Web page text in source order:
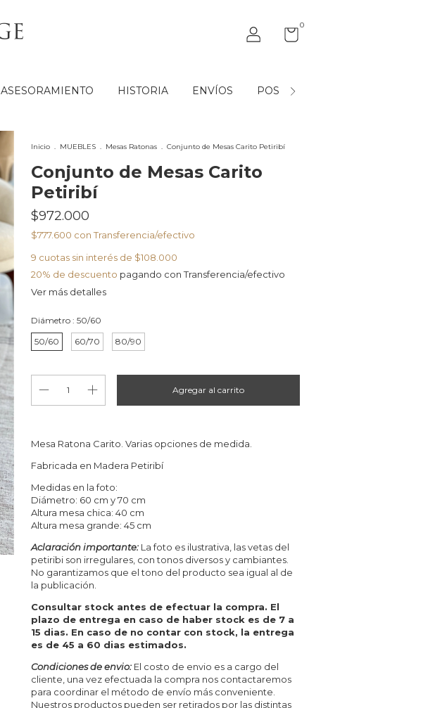
0
ASESORAMIENTO HISTORIA ENVÍOS POST VENTA
Inicio . MUEBLES . Mesas Ratonas . Conjunto de Mesas Carito Petiribí
Conjunto de Mesas Carito
Petiribí
$972.000
$777.600 con Transferencia/efectivo
9 cuotas sin interés de $108.000
20% de descuento pagando con Transferencia/efectivo
Ver más detalles
Diámetro : 50/60
50/60
60/70 80/90
Mesa Ratona Carito. Varias opciones de medida.
Fabricada en Madera Petiribí
Medidas en la foto:
Diámetro: 60 cm y 70 cm
Altura mesa chica: 40 cm
Altura mesa grande: 45 cm
Aclaración importante:La foto es ilustrativa, las vetas del
petiribi son irregulares, con tonos diversos y cambiantes.
No garantizamos que el tono del producto sea igual al de
la publicación.
Consultar stock antes de efectuar la compra. El
plazo de entrega en caso de haber stock es de 7 a
15 dias. En caso de no contar con stock, la entrega
es de 45 a 60 dias estimados.
Condiciones de envio: El costo de envio es a cargo del
cliente, una vez efectuada la compra nos contactaremos
para coordinar el método de envío más conveniente.
Nuestros productos pueden ser retirados por las distintas